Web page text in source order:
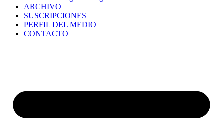
ARCHIVO
SUSCRIPCIONES
PERFIL DEL MEDIO
CONTACTO